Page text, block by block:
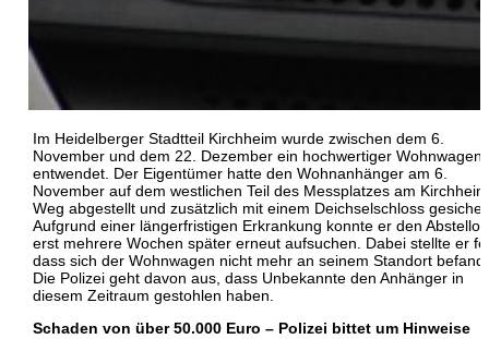
Im Heidelberger Stadtteil Kirchheim wurde zwischen dem 6.
November und dem 22. Dezember ein hochwertiger Wohnwagen
entwendet. Der Eigentümer hatte den Wohnanhänger am 6.
November auf dem westlichen Teil des Messplatzes am
Weg abgestellt und zusätzlich mit einem Deichselschloss
Aufgrund einer längerfristigen Erkrankung konnte er den Abstellort
erst mehrere Wochen später erneut aufsuchen. Dabei stellte er
dass sich der Wohnwagen nicht mehr an seinem Standort befand.
Die Polizei geht davon aus, dass Unbekannte den Anhänger in
diesem Zeitraum gestohlen haben.
Schaden von über 50.000 Euro – Polizei bittet um Hinweise